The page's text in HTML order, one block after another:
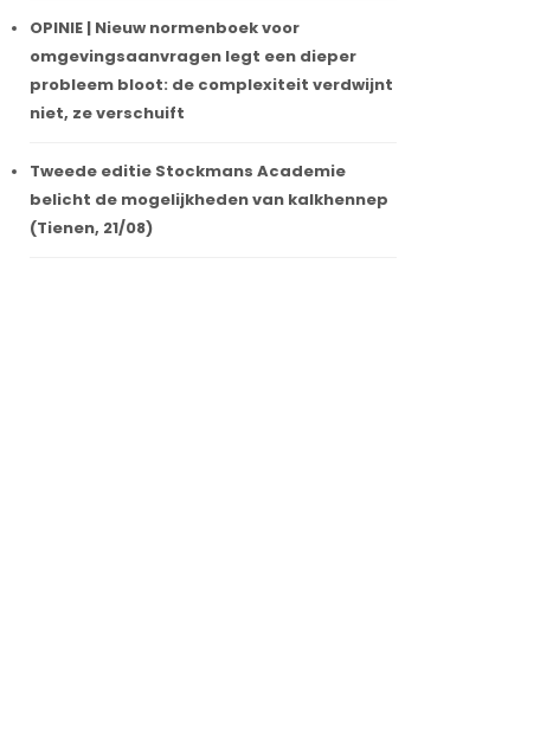
OPINIE | Nieuw normenboek voor
omgevingsaanvragen legt een dieper
probleem bloot: de complexiteit verdwijnt
niet, ze verschuift
Tweede editie Stockmans Academie
belicht de mogelijkheden van kalkhennep
(Tienen, 21/08)